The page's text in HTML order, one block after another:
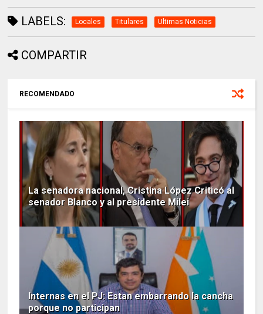
LABELS: Locales Titulares Ultimas Noticias
COMPARTIR
RECOMENDADO
La senadora nacional, Cristina López Criticó al
senador Blanco y al presidente Milei
Internas en el PJ: Estan embarrando la cancha
porque no participan